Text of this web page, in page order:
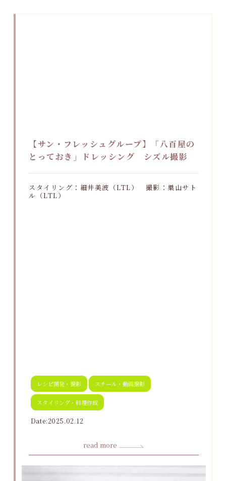
【サン・フレッシュグループ】「八百屋の
とっておき」ドレッシング シズル撮影
スタイリング：細井美波（LTL） 撮影：巣山サト
ル（LTL）
レシピ開発・撮影 スチール・動画撮影
スタイリング・料理作成
Date:2025.02.12
read more